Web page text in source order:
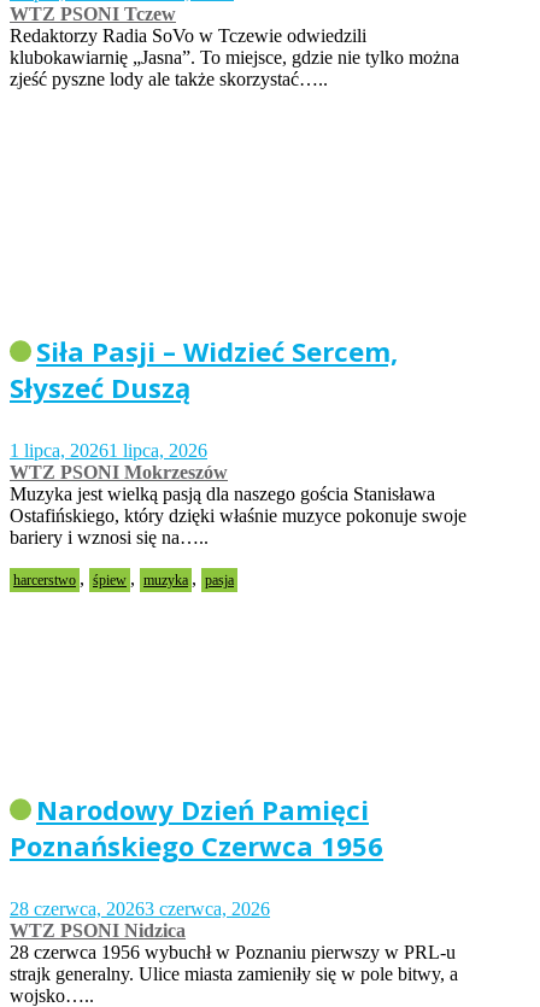
WTZ PSONI Tczew
Redaktorzy Radia SoVo w Tczewie odwiedzili
klubokawiarnię „Jasna”. To miejsce, gdzie nie tylko można
zjeść pyszne lody ale także skorzystać…..
Siła Pasji – Widzieć Sercem,
Słyszeć Duszą
1 lipca, 20261 lipca, 2026
WTZ PSONI Mokrzeszów
Muzyka jest wielką pasją dla naszego gościa Stanisława
Ostafińskiego, który dzięki właśnie muzyce pokonuje swoje
bariery i wznosi się na…..
harcerstwo , śpiew , muzyka , pasja
Narodowy Dzień Pamięci
Poznańskiego Czerwca 1956
28 czerwca, 20263 czerwca, 2026
WTZ PSONI Nidzica
28 czerwca 1956 wybuchł w Poznaniu pierwszy w PRL-u
strajk generalny. Ulice miasta zamieniły się w pole bitwy, a
wojsko…..